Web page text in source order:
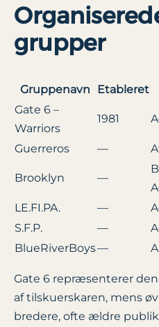
grupper
Gruppenavn Etableret
Gate 6 –
Warriors
1981
Guerreros —
Brooklyn —
LE.FI.PA.
—
S.F.P.
—
BlueRiverBoys—
Gate 6 repræsenterer
af tilskuerskaren, mens
bredere, ofte ældre